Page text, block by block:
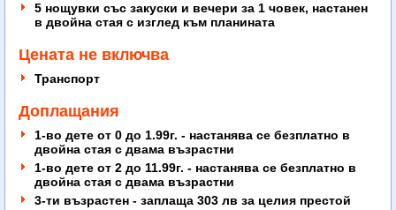
5 нощувки със закуски и вечери за 1 човек, настанен
в двойна стая с изглед към планината
Цената не включва
Транспорт
Доплащания
1-во дете от 0 до 1.99г. - настанява се безплатно в
двойна стая с двама възрастни
1-во дете от 2 до 11.99г. - настанява се безплатно в
двойна стая с двама възрастни
3-ти възрастен - заплаща 303 лв за целия престой